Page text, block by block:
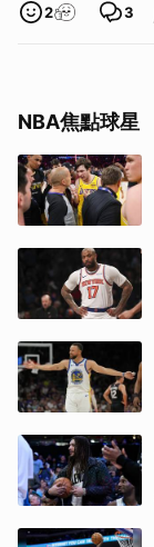
2 3
NBA焦點球星